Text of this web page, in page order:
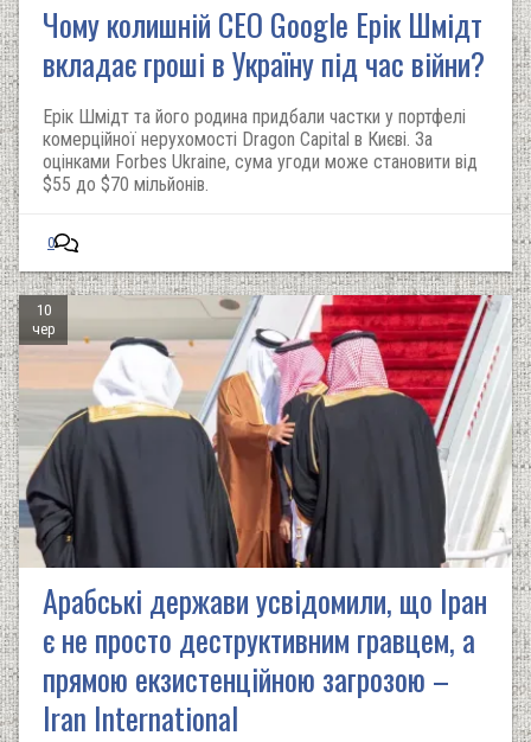
Чому колишній CEO Google Ерік Шмідт
вкладає гроші в Україну під час війни?
Ерік Шмідт та його родина придбали частки у портфелі
комерційної нерухомості Dragon Capital в Києві. За
оцінками Forbes Ukraine, сума угоди може становити від
$55 до $70 мільйонів.
0
10
чер
Арабські держави усвідомили, що Іран
є не просто деструктивним гравцем, а
прямою екзистенційною загрозою –
Iran International